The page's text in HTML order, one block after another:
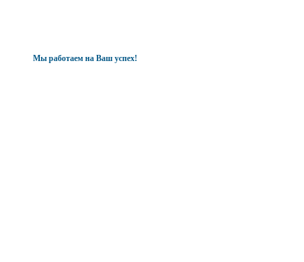
Мы работаем на Ваш успех!